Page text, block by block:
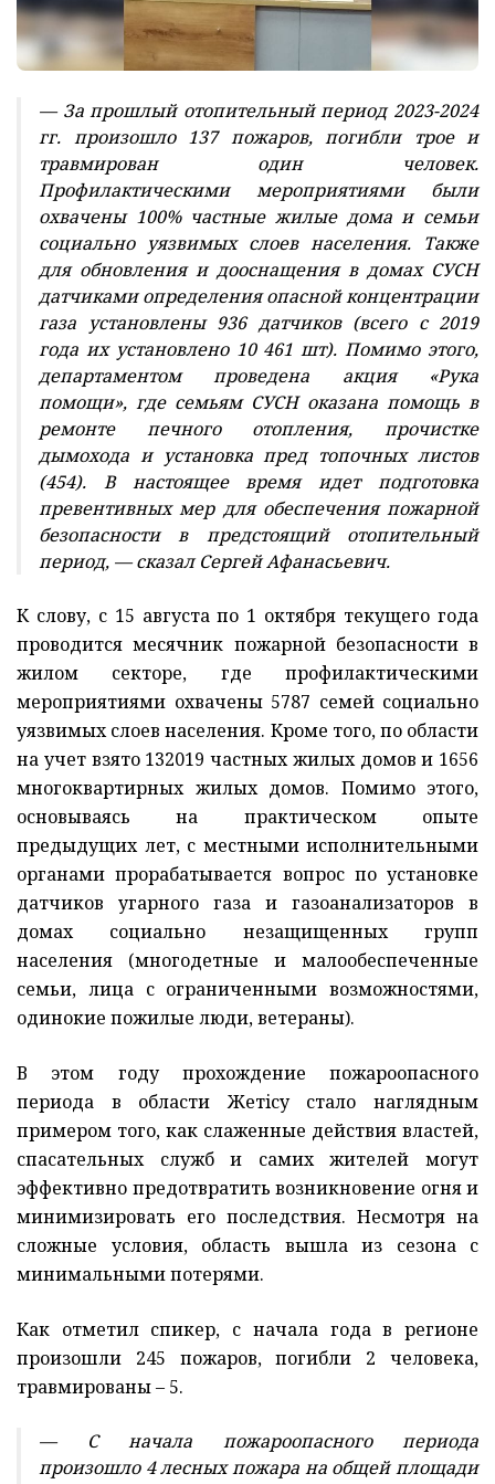
— За прошлый отопительный период 2023-2024
гг. произошло 137 пожаров, погибли трое и
травмирован один человек.
Профилактическими мероприятиями были
охвачены 100% частные жилые дома и семьи
социально уязвимых слоев населения. Также
для обновления и дооснащения в домах СУСН
датчиками определения опасной концентрации
газа установлены 936 датчиков (всего с 2019
года их установлено 10 461 шт). Помимо этого,
департаментом проведена акция «Рука
помощи», где семьям СУСН оказана помощь в
ремонте печного отопления, прочистке
дымохода и установка пред топочных листов
(454). В настоящее время идет подготовка
превентивных мер для обеспечения пожарной
безопасности в предстоящий отопительный
период, — сказал Сергей Афанасьевич.
К слову, с 15 августа по 1 октября текущего года
проводится месячник пожарной безопасности в
жилом секторе, где профилактическими
мероприятиями охвачены 5787 семей социально
уязвимых слоев населения. Кроме того, по области
на учет взято 132019 частных жилых домов и 1656
многоквартирных жилых домов. Помимо этого,
основываясь на практическом опыте
предыдущих лет, с местными исполнительными
органами прорабатывается вопрос по установке
датчиков угарного газа и газоанализаторов в
домах социально незащищенных групп
населения (многодетные и малообеспеченные
семьи, лица с ограниченными возможностями,
одинокие пожилые люди, ветераны).
В этом году прохождение пожароопасного
периода в области Жетiсу стало наглядным
примером того, как слаженные действия властей,
спасательных служб и самих жителей могут
эффективно предотвратить возникновение огня и
минимизировать его последствия. Несмотря на
сложные условия, область вышла из сезона с
минимальными потерями.
Как отметил спикер, с начала года в регионе
произошли 245 пожаров, погибли 2 человека,
травмированы – 5.
— С начала пожароопасного периода
произошло 4 лесных пожара на общей площади